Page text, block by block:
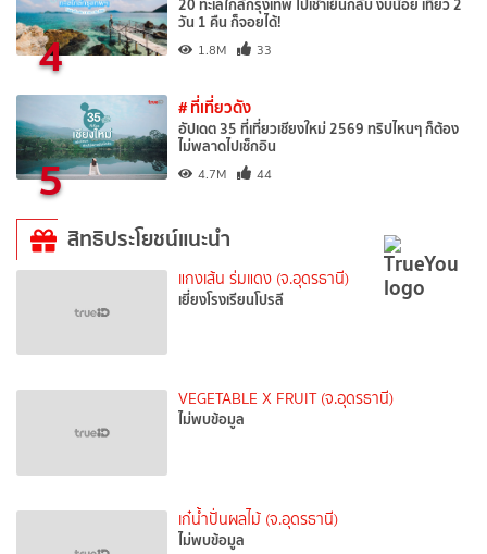
4 วัน 1 คืน ก็จอยได้!
1.8M 33
5
# ที่เที่ยวดัง
อัปเดต 35 ที่เที่ยวเชียงใหม่ 2569 ทริปไหนๆ ก็ต้อง
ไม่พลาดไปเช็กอิน
4.7M 44
สิทธิประโยชน์แนะนำ
แกงเส้น ร่มแดง (จ.อุดรธานี)
เยี่ยงโรงเรียนโปรลี
VEGETABLE X FRUIT (จ.อุดรธานี)
ไม่พบข้อมูล
เก๋น้ำปั่นผลไม้ (จ.อุดรธานี)
ไม่พบข้อมูล